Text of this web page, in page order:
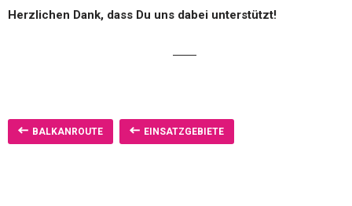
Herzlichen Dank, dass Du uns dabei unterstützt!
BALKANROUTE EINSATZGEBIETE